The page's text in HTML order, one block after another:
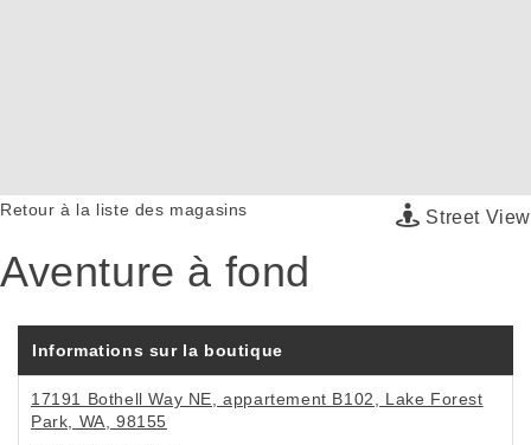
Street View
Retour à la liste des magasins
Aventure à fond
Informations sur la boutique
17191 Bothell Way NE, appartement B102, Lake Forest
Park, WA, 98155